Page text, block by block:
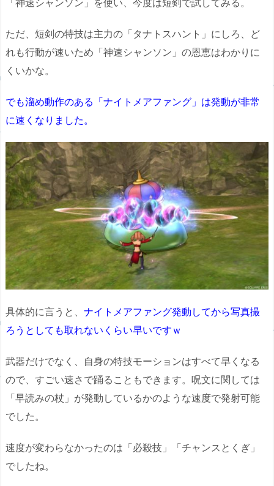
「神速シャンソン」を使い、今度は短剣で試してみる。
ただ、短剣の特技は主力の「タナトスハント」にしろ、ど
れも行動が速いため「神速シャンソン」の恩恵はわかりに
くいかな。
でも溜め動作のある「ナイトメアファング」は発動が非常
に速くなりました。
具体的に言うと、 ナイトメアファング発動してから写真撮
ろうとしても取れないくらい早いですｗ
武器だけでなく、自身の特技モーションはすべて早くなる
ので、すごい速さで踊ることもできます。呪文に関しては
「早読みの杖」が発動しているかのような速度で発射可能
でした。
速度が変わらなかったのは「必殺技」「チャンスとくぎ」
でしたね。